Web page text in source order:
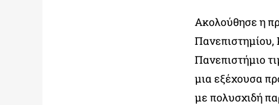
Ακολούθησε η
Πανεπιστημίου,
Πανεπιστήμιο
μια εξέχουσα
με πολυσχιδή